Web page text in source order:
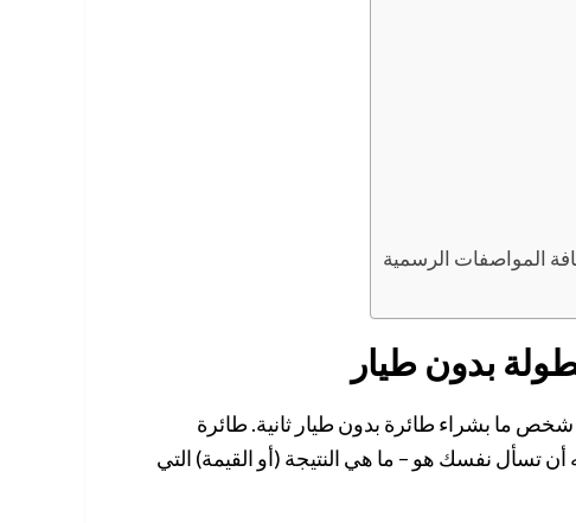
ما بشراء طائرة بدون طيار ثانية. طائرة
تسأل نفسك هو – ما هي النتيجة (أو القيمة) التي